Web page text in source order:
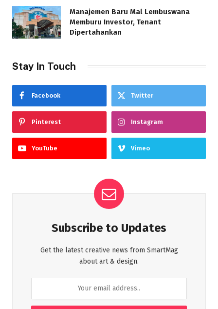
Manajemen Baru Mal Lembuswana
Memburu Investor, Tenant
Dipertahankan
Stay In Touch
Facebook Twitter
Pinterest Instagram
YouTube Vimeo
Subscribe to Updates
Get the latest creative news from SmartMag
about art & design.